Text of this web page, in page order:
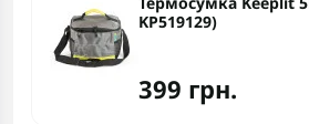
KP519129)
399 грн.